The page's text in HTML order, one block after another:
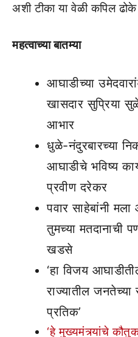
अशी टीका या वेळी कपिल
महत्वाच्या बातम्या
आघाडीच्या
खासदार सुप्रिया
आभार
धुळे-नंदुरबारच्या
आघाडीचे भविष्य
प्रवीण दरेकर
पवार साहेबांनी
तुमच्या मतदानाची
खडसे
‘हा विजय
राज्यातील जनतेच्या
प्रतिक’
‘हे मुख्यमंत्र्यांचे